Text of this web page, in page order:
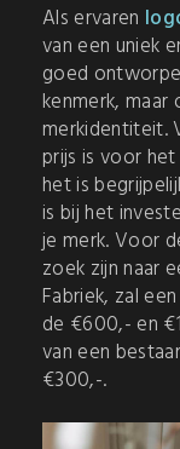
Als ervaren
van een uniek
goed
kenmerk,
merkidentiteit.
prijs is voor
het is
is bij het
je merk. Voor
zoek zijn naar
Fabriek, zal
de €600,- en
van een
€300,-.